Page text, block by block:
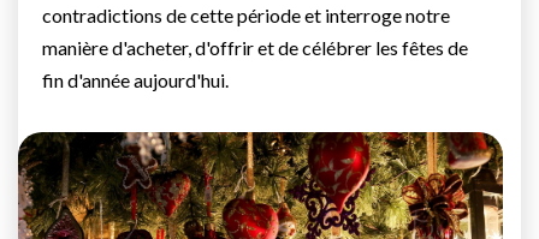
contradictions de cette période et interroge notre
manière d'acheter, d'offrir et de célébrer les fêtes de
fin d'année aujourd'hui.